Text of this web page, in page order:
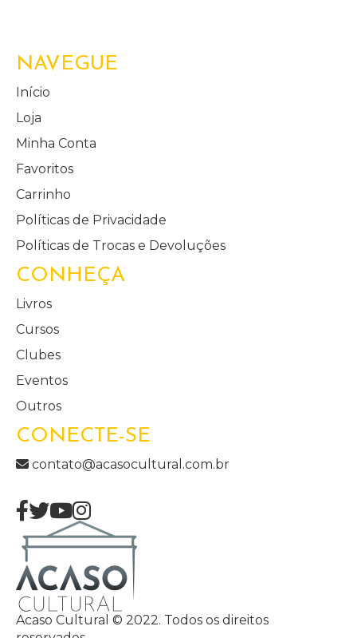
NAVEGUE
Início
Loja
Minha Conta
Favoritos
Carrinho
Políticas de Privacidade
Políticas de Trocas e Devoluções
CONHEÇA
Livros
Cursos
Clubes
Eventos
Outros
CONECTE-SE
contato@acasocultural.com.br
Acaso Cultural © 2022. Todos os direitos